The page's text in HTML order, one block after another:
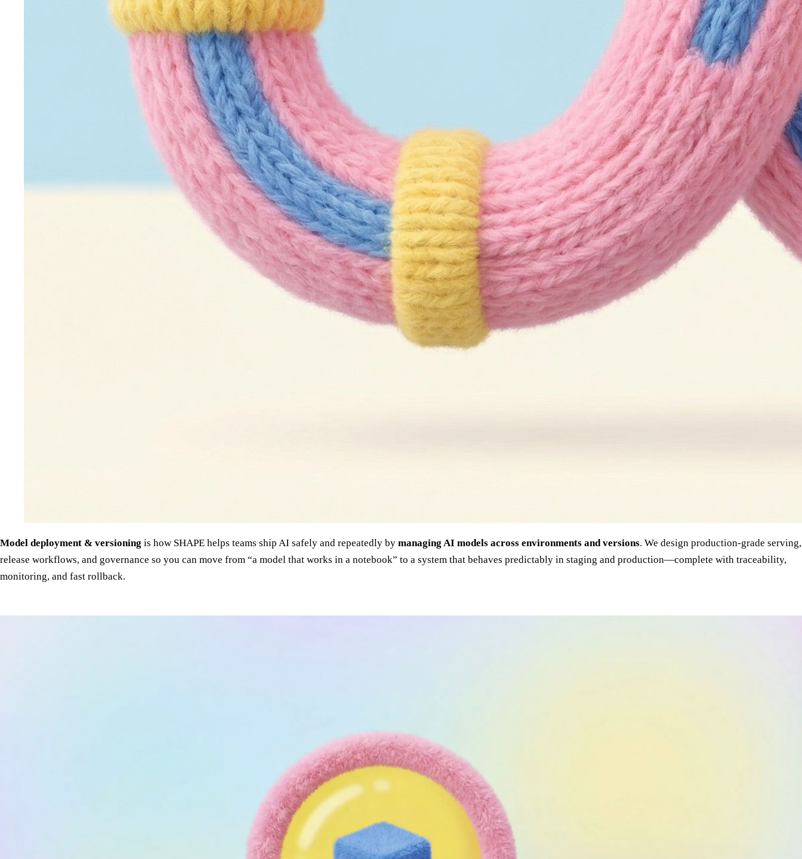
Model deployment & versioning is how SHAPE helps teams ship AI safely and repeatedly by managing AI models across environments and versions. We design production-grade serving,
release workflows, and governance so you can move from “a model that works in a notebook” to a system that behaves predictably in staging and production—complete with traceability,
monitoring, and fast rollback.